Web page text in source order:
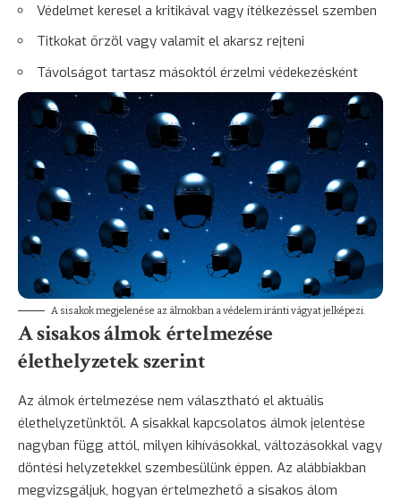
Védelmet keresel a kritikával vagy ítélkezéssel szemben
Titkokat őrzöl vagy valamit el akarsz rejteni
Távolságot tartasz másoktól érzelmi védekezésként
A sisakok megjelenése az álmokban a védelem iránti vágyat jelképezi.
A sisakos álmok értelmezése
élethelyzetek szerint
Az álmok értelmezése nem választható el aktuális
élethelyzetünktől. A sisakkal kapcsolatos álmok jelentése
nagyban függ attól, milyen kihívásokkal, változásokkal vagy
döntési helyzetekkel szembesülünk éppen. Az alábbiakban
megvizsgáljuk, hogyan értelmezhető a sisakos álom